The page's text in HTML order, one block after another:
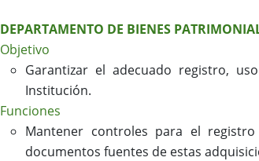
DEPARTAMENTO DE BIENES
Objetivo
Garantizar el adecuado registro,
Institución.
Funciones
Mantener controles para el
documentos fuentes de estas